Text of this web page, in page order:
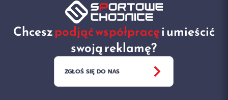
Chceszpodjąć współpracęi umieścić
swoją reklamę?
ZGŁOŚ SIĘ DO NAS